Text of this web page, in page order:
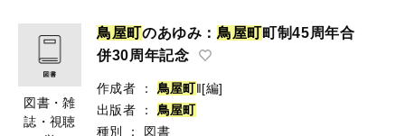
図書・雑
誌・視聴
鳥屋町のあゆみ：鳥屋町町制45周年合
併30周年記念
作成者 ： 鳥屋町‖[編]
出版者
： 鳥屋町
種別
： 図書